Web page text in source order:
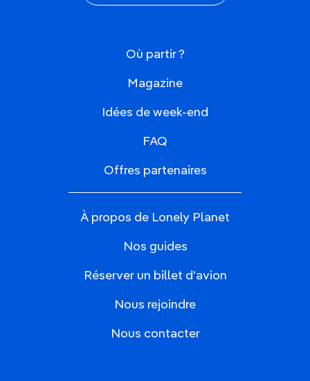
Où partir ?
Magazine
Idées de week-end
FAQ
Offres partenaires
À propos de Lonely Planet
Nos guides
Réserver un billet d'avion
Nous rejoindre
Nous contacter